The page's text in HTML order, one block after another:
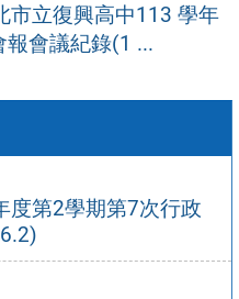
度第2學期第7次行政
市立復興高中113 學年
會議紀錄(1 ...